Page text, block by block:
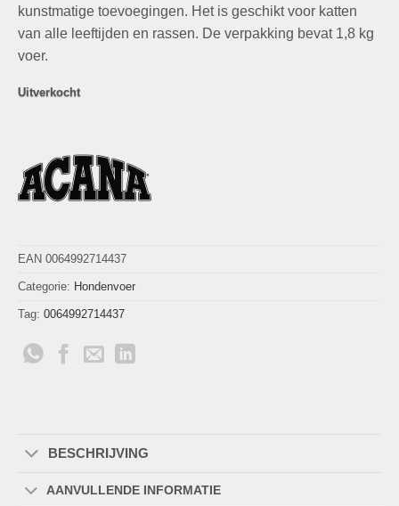
kunstmatige toevoegingen. Het is geschikt voor katten
van alle leeftijden en rassen. De verpakking bevat 1,8 kg
voer.
Uitverkocht
EAN 0064992714437
Categorie: Hondenvoer
Tag: 0064992714437
BESCHRIJVING
AANVULLENDE INFORMATIE